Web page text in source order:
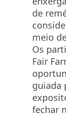
de
meio
Os
Fair
guiada
fechar